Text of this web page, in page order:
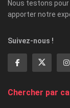
Nous testons
apporter notre
Suivez-nous !
Chercher par